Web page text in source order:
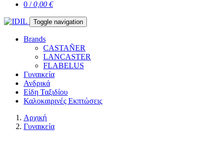
0 /0,00 €
Toggle navigation
Brands
CASTAÑER
LANCASTER
FLABELUS
Γυναικεία
Ανδρικά
Είδη Ταξιδίου
Καλοκαιρινές Εκπτώσεις
Αρχική
Γυναικεία